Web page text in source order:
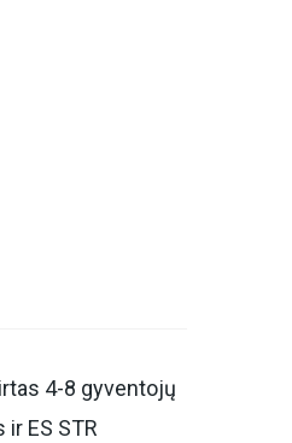
4-8 gyventojų
ES STR